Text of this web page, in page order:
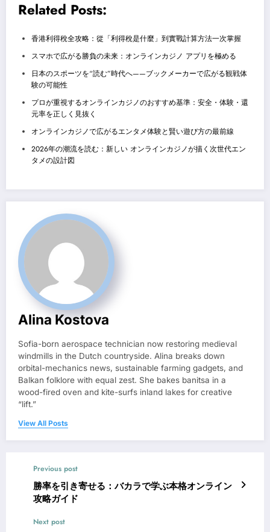
Related Posts:
香港利得稅全攻略：從「利得稅是什麼」到實戰計算方法一次掌握
スマホで広がる勝負の未来：オンラインカジノ アプリを極める
日本のスポーツを“読む”時代へ——ブックメーカーで広がる観戦体
験の可能性
プロが重視するオンラインカジノのおすすめ基準：安全・体験・還
元率を正しく見抜く
オンラインカジノで広がるエンタメ体験と賢い遊び方の最前線
2026年の潮流を読む：新しい オンラインカジノが描く次世代エン
タメの設計図
Alina Kostova
Sofia-born aerospace technician now restoring medieval
windmills in the Dutch countryside. Alina breaks down
orbital-mechanics news, sustainable farming gadgets, and
Balkan folklore with equal zest. She bakes banitsa in a
wood-fired oven and kite-surfs inland lakes for creative
“lift.”
View All Posts
Previous post
勝率を引き寄せる：バカラで学ぶ本格オンライン
攻略ガイド
Next post